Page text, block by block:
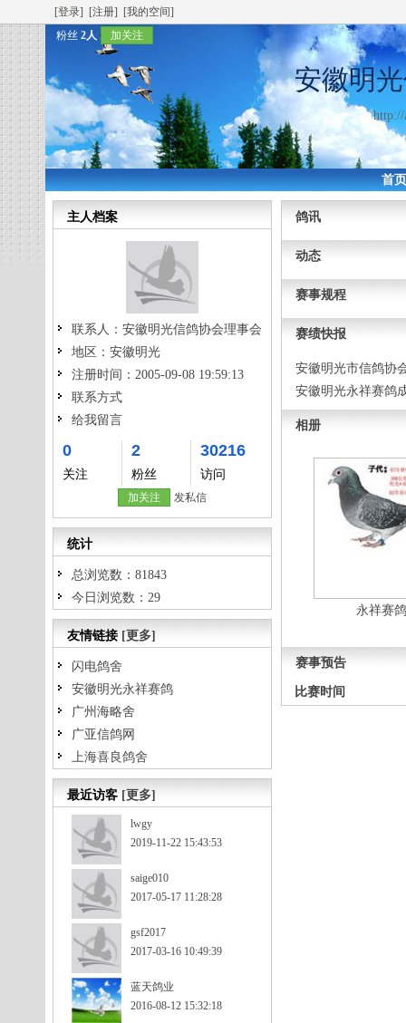
[登录] [注册]
[我的空间]
粉丝 2人 加关注
安徽明
http://
首
主人档案
联系人： 安徽明光信鸽协会理事会
地区： 安徽明光
注册时间： 2005-09-08 19:59:13
联系方式
给我留言
0
关注
2
粉丝
30216
访问
加关注 发私信
统计
总浏览数：81843
今日浏览数：29
友情链接 [更多]
闪电鸽舍
安徽明光永祥赛鸽
广州海略舍
广亚信鸽网
上海喜良鸽舍
最近访客 [更多]
lwgy
2019-11-22 15:43:53
saige010
2017-05-17 11:28:28
gsf2017
2017-03-16 10:49:39
蓝天鸽业
2016-08-12 15:32:18
鸽讯
动态
赛事规程
赛绩快报
安徽明光市信鸽协
安徽明光永祥赛鸽
相册
永祥赛鸽
赛事预告
比赛时间